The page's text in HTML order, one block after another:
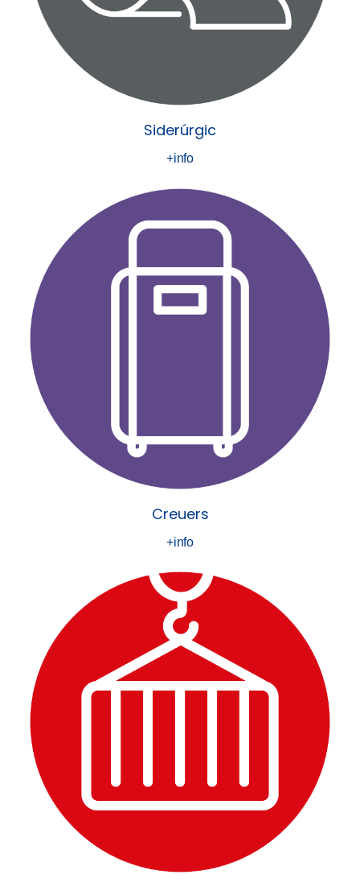
Siderúrgic
+info
Creuers
+info